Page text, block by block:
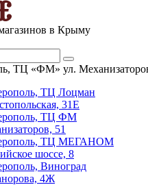
в Крыму
ТЦ «ФМ» ул.
ТЦ Лоцман
31Е
ТЦ ФМ
51
ТЦ МЕГАНОМ
шоссе, 8
Виноград
4Ж